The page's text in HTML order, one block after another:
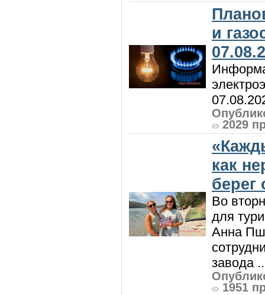
и
2029
как
берег
Во
для
Анна
завода
1951